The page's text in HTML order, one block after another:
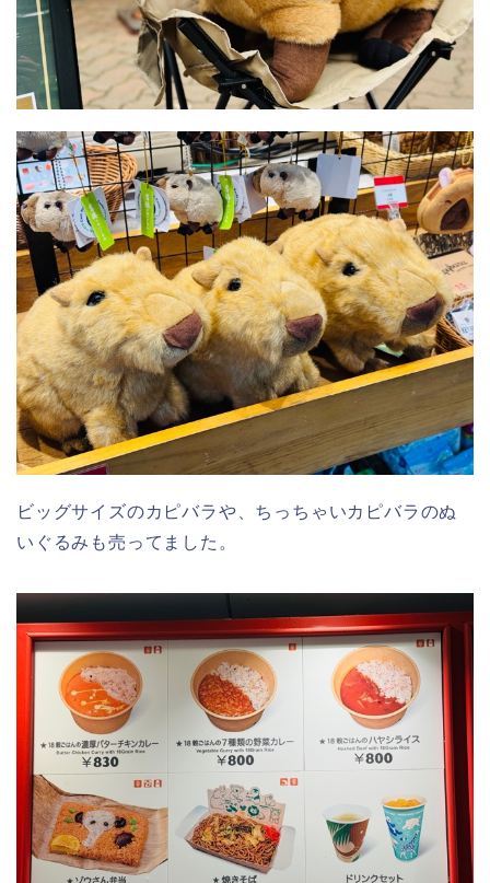
ビッグサイズのカピバラや、ちっちゃいカピバラのぬ
いぐるみも売ってました。